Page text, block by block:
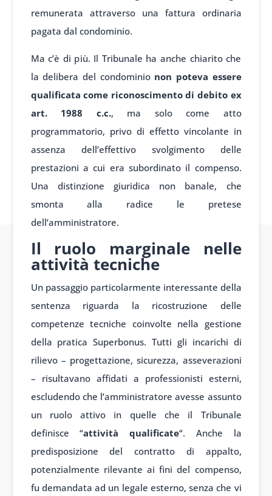
remunerata attraverso una fattura ordinaria
pagata dal condominio.
Ma c’è di più. Il Tribunale ha anche chiarito che
la delibera del condominio non poteva essere
qualificata come riconoscimento di debito ex
art. 1988 c.c., ma solo come atto
programmatorio, privo di effetto vincolante in
assenza dell’effettivo svolgimento delle
prestazioni a cui era subordinato il compenso.
Una distinzione giuridica non banale, che
smonta alla radice le pretese
dell’amministratore.
Il ruolo marginale nelle
attività tecniche
Un passaggio particolarmente interessante della
sentenza riguarda la ricostruzione delle
competenze tecniche coinvolte nella gestione
della pratica Superbonus. Tutti gli incarichi di
rilievo – progettazione, sicurezza, asseverazioni
– risultavano affidati a professionisti esterni,
escludendo che l’amministratore avesse assunto
un ruolo attivo in quelle che il Tribunale
definisce “attività qualificate“. Anche la
predisposizione del contratto di appalto,
potenzialmente rilevante ai fini del compenso,
fu demandata ad un legale esterno, senza che vi